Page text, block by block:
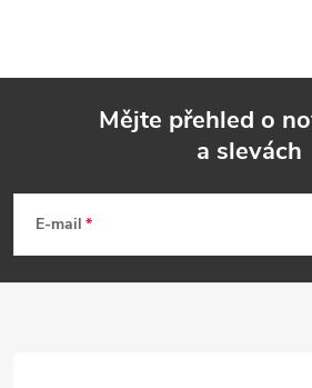
p
Mějte přehled o
a slevách
E-mail